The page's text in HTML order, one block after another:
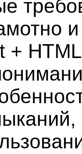
+